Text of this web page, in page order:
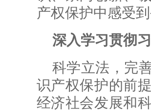
产权保护中感受
深入学习贯彻
科学立法，完
识产权保护的前
经济社会发展和